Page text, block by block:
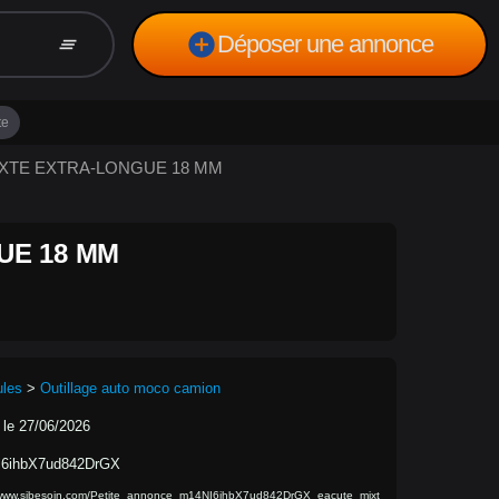
clear_all add_circleDéposer une annonce
EXTRA-LONGUE 18 MM
18 MM
> Outillage auto moco camion
le 27/06/2026
Petite_annonce_m14NI6ihbX7ud842DrGX_eacute_mixt